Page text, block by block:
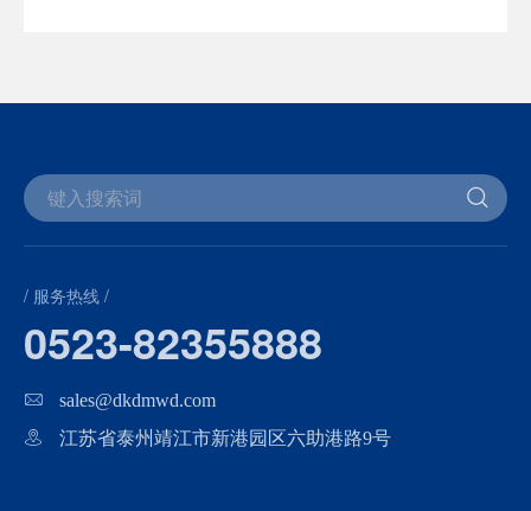
/ 服务热线 /
0523-82355888
sales@dkdmwd.com
江苏省泰州靖江市新港园区六助港路9号